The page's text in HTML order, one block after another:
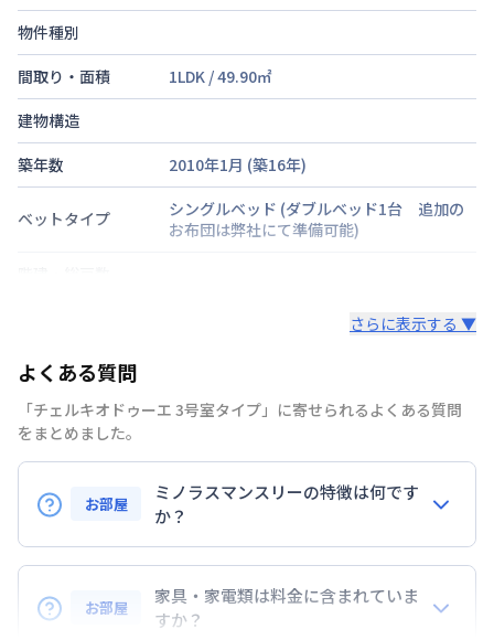
物件種別
間取り・面積
1LDK /49.90㎡
建物構造
築年数
2010年1月 (築16年)
ベットタイプ シングルベッド (ダブルベッド1台 追加の
お布団は弊社にて準備可能)
部屋の向き
禁煙・喫煙
定員
4名
駐車場
情報更新日 2026年7月25日
さらに表示する ▼
よくある質問
「チェルキオドゥーエ 3号室タイプ」に寄せられるよくある質問
をまとめました。
お部屋
ミノラスマンスリーの特徴は何です
か？
『敷金』『礼金』などの初期費用は無し！
コスト削減に◎
お部屋
家具・家電類は料金に含まれていま
すか？